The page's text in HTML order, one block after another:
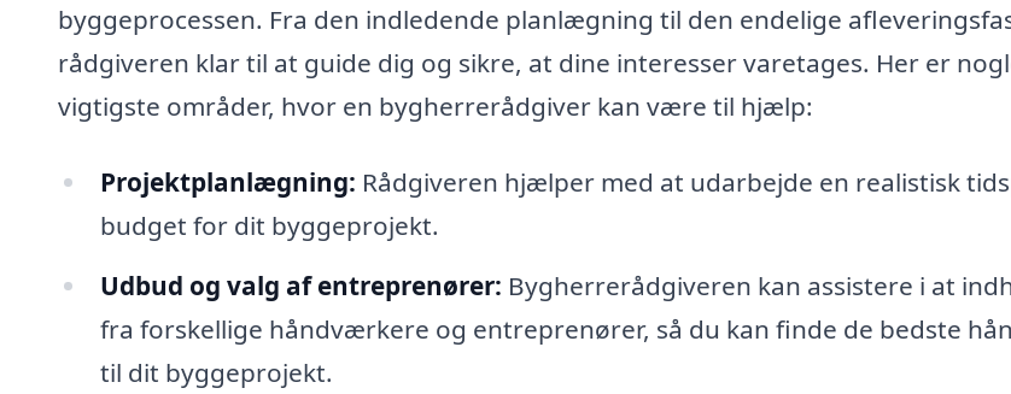
byggeprocessen. Fra den indledende planlægning til den endelige
rådgiveren klar til at guide dig og sikre, at dine interesser varetages. Her er
vigtigste områder, hvor en bygherrerådgiver kan være til hjælp:
Projektplanlægning: Rådgiveren hjælper med at udarbejde en realistisk
budget for dit byggeprojekt.
Udbud og valg af entreprenører: Bygherrerådgiveren kan assistere i at
fra forskellige håndværkere og entreprenører, så du kan finde de bedste
til dit byggeprojekt.